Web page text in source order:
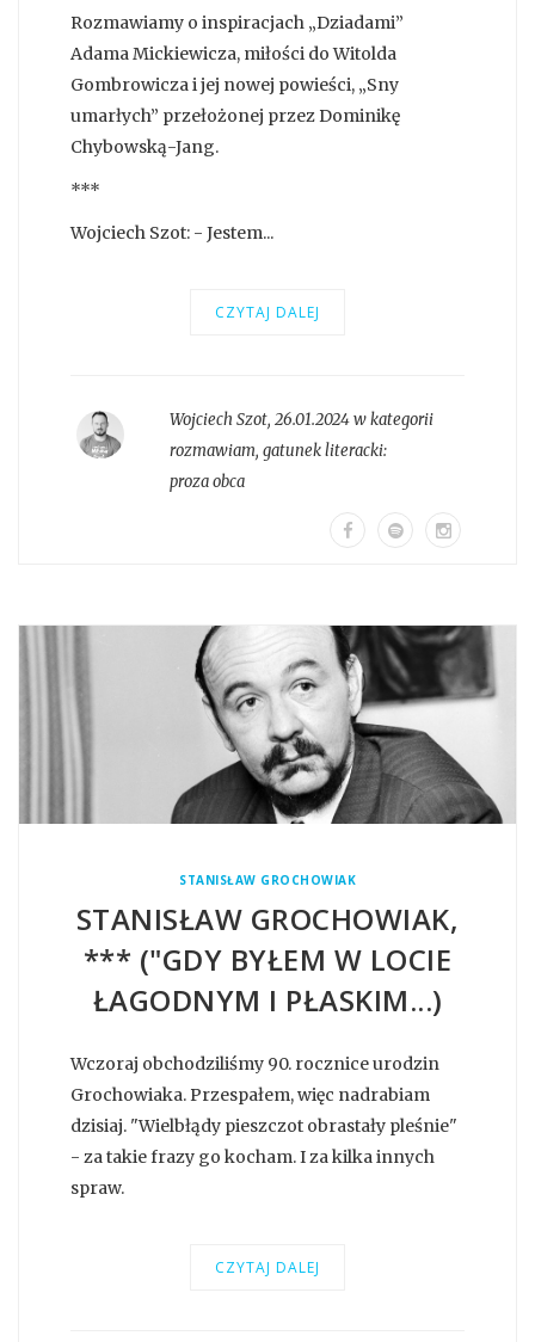
Rozmawiamy o inspiracjach „Dziadami”
Adama Mickiewicza, miłości do Witolda
Gombrowicza i jej nowej powieści, „Sny
umarłych” przełożonej przez Dominikę
Chybowską-Jang.
***
Wojciech Szot: - Jestem...
CZYTAJ DALEJ
Wojciech Szot, 26.01.2024 w kategorii
rozmawiam, gatunek literacki:
proza obca
STANISŁAW GROCHOWIAK
STANISŁAW GROCHOWIAK,
*** ("GDY BYŁEM W LOCIE
ŁAGODNYM I PŁASKIM...)
Wczoraj obchodziliśmy 90. rocznice urodzin
Grochowiaka. Przespałem, więc nadrabiam
dzisiaj. "Wielbłądy pieszczot obrastały pleśnie"
- za takie frazy go kocham. I za kilka innych
spraw.
CZYTAJ DALEJ